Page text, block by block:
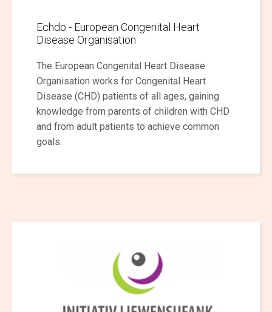
Echdo - European Congenital Heart
Disease Organisation
The European Congenital Heart Disease
Organisation works for Congenital Heart
Disease (CHD) patients of all ages, gaining
knowledge from parents of children with CHD
and from adult patients to achieve common
goals.